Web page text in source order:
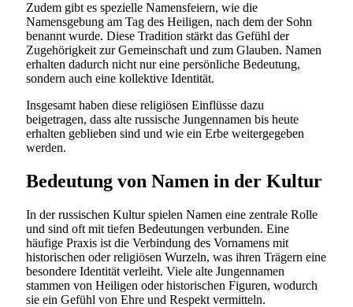
Zudem gibt es spezielle Namensfeiern, wie die
Namensgebung am Tag des Heiligen, nach dem der Sohn
benannt wurde. Diese Tradition stärkt das Gefühl der
Zugehörigkeit zur Gemeinschaft und zum Glauben. Namen
erhalten dadurch nicht nur eine persönliche Bedeutung,
sondern auch eine kollektive Identität.
Insgesamt haben diese religiösen Einflüsse dazu
beigetragen, dass alte russische Jungennamen bis heute
erhalten geblieben sind und wie ein Erbe weitergegeben
werden.
Bedeutung von Namen in der Kultur
In der russischen Kultur spielen Namen eine zentrale Rolle
und sind oft mit tiefen Bedeutungen verbunden. Eine
häufige Praxis ist die Verbindung des Vornamens mit
historischen oder religiösen Wurzeln, was ihren Trägern eine
besondere Identität verleiht. Viele alte Jungennamen
stammen von Heiligen oder historischen Figuren, wodurch
sie ein Gefühl von Ehre und Respekt vermitteln.